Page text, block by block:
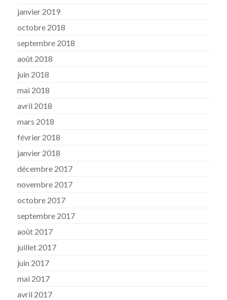
janvier 2019
octobre 2018
septembre 2018
août 2018
juin 2018
mai 2018
avril 2018
mars 2018
février 2018
janvier 2018
décembre 2017
novembre 2017
octobre 2017
septembre 2017
août 2017
juillet 2017
juin 2017
mai 2017
avril 2017